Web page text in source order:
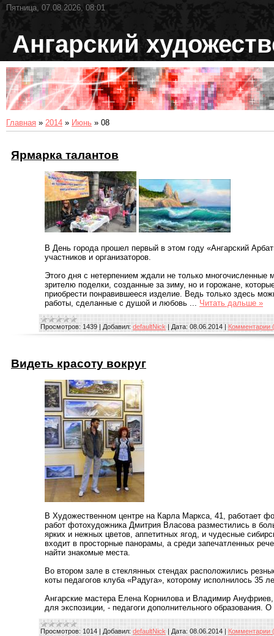
Пятница, 07.08.2026, 08:01
Ангарский
Главная » 2014 » Июнь » 08
Ярмарка талантов
В День города прошел первый в этом году «Ангарский
участников и организаторов.
Этого дня с нетерпением ждали не только
зрителю поделки, созданные за зиму, но и горожане,
приобрести понравившееся изделие. Ведь только здесь
работы, сделанные с душой и любовь ... Читать дальше »
Просмотров: 1439 | Добавил: defaultNick | Дата: 08.06.2014 | Комментарии
Видеть красоту вокруг
В Художественном центре на Карла Маркса, 41, работает
работ фотохудожника Дмитрия Власова разместились в
ярких и нежных цветов, аппетитных ягод, и чудесные
входит в просторные панорамы, а среди запечатленных
найти знакомые места.
Во втором зале в стеклянных стендах расположились
коты педагогов клуба «Радуга», которому исполнилось 35
Ангарские мастера Елена Корнилова и Владимир
для экспозиции, - педагоги дополнительного образования. О
Просмотров: 1014 | Добавил: defaultNick | Дата: 08.06.2014 | Комментарии